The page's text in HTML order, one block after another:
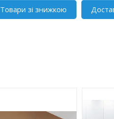
Товари зі знижкою